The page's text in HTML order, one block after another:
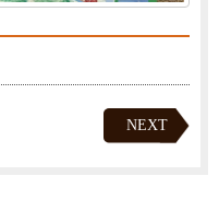
NEXT